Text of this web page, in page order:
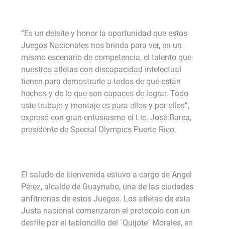
“Es un deleite y honor la oportunidad que estos
Juegos Nacionales nos brinda para ver, en un
mismo escenario de competencia, el talento que
nuestros atletas con discapacidad intelectual
tienen para demostrarle a todos de qué están
hechos y de lo que son capaces de lograr. Todo
este trabajo y montaje es para ellos y por ellos”,
expresó con gran entusiasmo el Lic. José Barea,
presidente de Special Olympics Puerto Rico.
El saludo de bienvenida estuvo a cargo de Angel
Pérez, alcalde de Guaynabo, una de las ciudades
anfitrionas de estos Juegos. Los atletas de esta
Justa nacional comenzaron el protocolo con un
desfile por el tabloncillo del ´Quijote´ Morales, en